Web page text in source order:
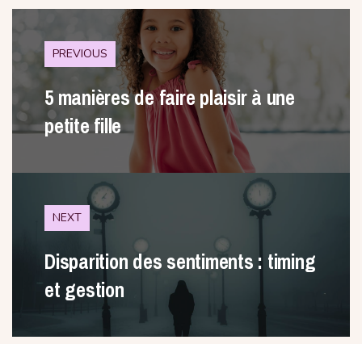
PREVIOUS
5 manières de faire plaisir à une
petite fille
NEXT
Disparition des sentiments : timing
et gestion